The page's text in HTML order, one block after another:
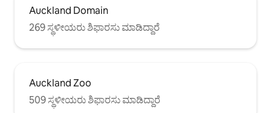
Auckland Domain
269 ಸ್ಥಳೀಯರು ಶಿಫಾರಸು ಮಾಡಿದ್ದಾರೆ
Auckland Zoo
509 ಸ್ಥಳೀಯರು ಶಿಫಾರಸು ಮಾಡಿದ್ದಾರೆ